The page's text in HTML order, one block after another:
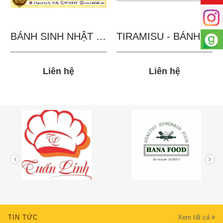
BÁNH SINH NHẬT IN...
Liên hệ
TIRAMISU - BÁNH TẶNG...
Liên hệ
TIN TỨC Xem tất cả